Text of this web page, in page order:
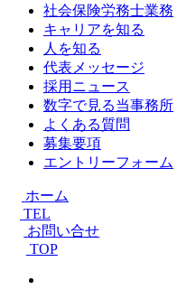
社会保険労務士業務
キャリアを知る
人を知る
代表メッセージ
採用ニュース
数字で見る当事務所
よくある質問
募集要項
エントリーフォーム
ホーム
TEL
お問い合せ
TOP